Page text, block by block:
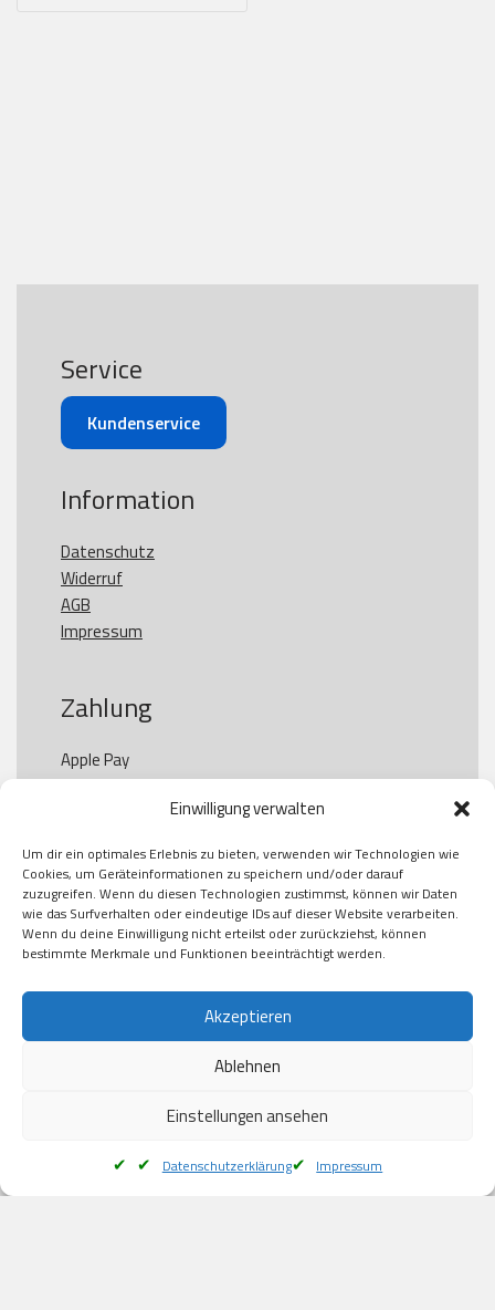
Einwilligung verwalten
Um dir ein optimales Erlebnis zu bieten, verwenden wir Technologien wie
Cookies, um Geräteinformationen zu speichern und/oder darauf
zuzugreifen. Wenn du diesen Technologien zustimmst, können wir Daten
wie das Surfverhalten oder eindeutige IDs auf dieser Website verarbeiten.
Wenn du deine Einwilligung nicht erteilst oder zurückziehst, können
bestimmte Merkmale und Funktionen beeinträchtigt werden.
Akzeptieren
Ablehnen
Einstellungen ansehen
Datenschutzerklärung Impressum
Service
Kundenservice
Information
Datenschutz
Widerruf
AGB
Impressum
Zahlung
Apple Pay
Paypal
Kauf auf Rechung
Klarna
American Express